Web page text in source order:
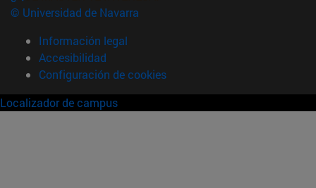
© Universidad de Navarra
Información legal
Accesibilidad
Configuración de cookies
Localizador de campus